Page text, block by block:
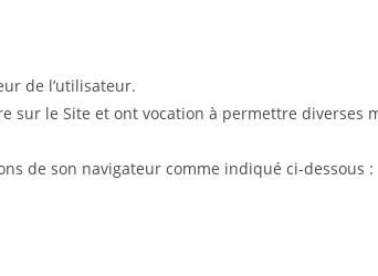
de l’utilisateur.
sur le Site et ont vocation à permettre diverses
de son navigateur comme indiqué ci-dessous :